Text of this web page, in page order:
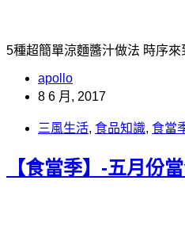
5種超簡單涼麵醬汁做法 時序
apollo
8 6 月, 2017
三風生活, 食品知識, 食當
【食當季】-五月份